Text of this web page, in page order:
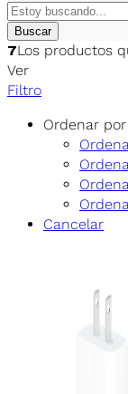
Buscar
7Los productos
Ver
Filtro
Ordenar
Cancelar